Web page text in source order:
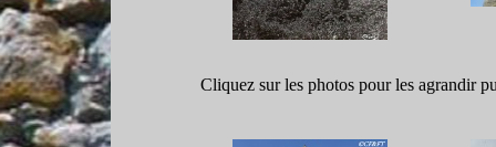
Cliquez sur les photos pour les